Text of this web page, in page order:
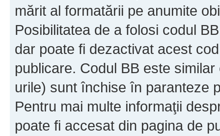
mărit al formatării pe anumite
Posibilitatea de a folosi codul
dar poate fi dezactivat acest
publicare. Codul BB este
urile) sunt închise în paranteze
Pentru mai multe informaţii
poate fi accesat din pagina de